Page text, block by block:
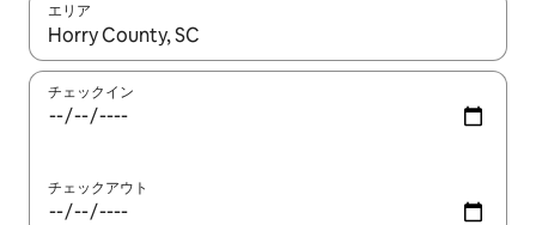
エリア
検索結果が表示されたら、上下の矢印キーを使って移動するか
チェックイン
チェックアウト